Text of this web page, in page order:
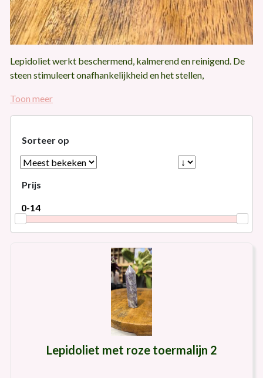
Lepidoliet werkt beschermend, kalmerend en reinigend. De
steen stimuleert onafhankelijkheid en het stellen,
hiermee persoonlijke groei.
Toon meer
Sorteer op
Prijs
Lepidoliet met roze toermalijn 2